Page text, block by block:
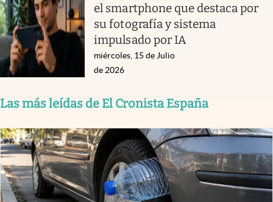
el smartphone que destaca por
su fotografía y sistema
impulsado por IA
miércoles, 15 de Julio
de 2026
Las más leídas de El Cronista España